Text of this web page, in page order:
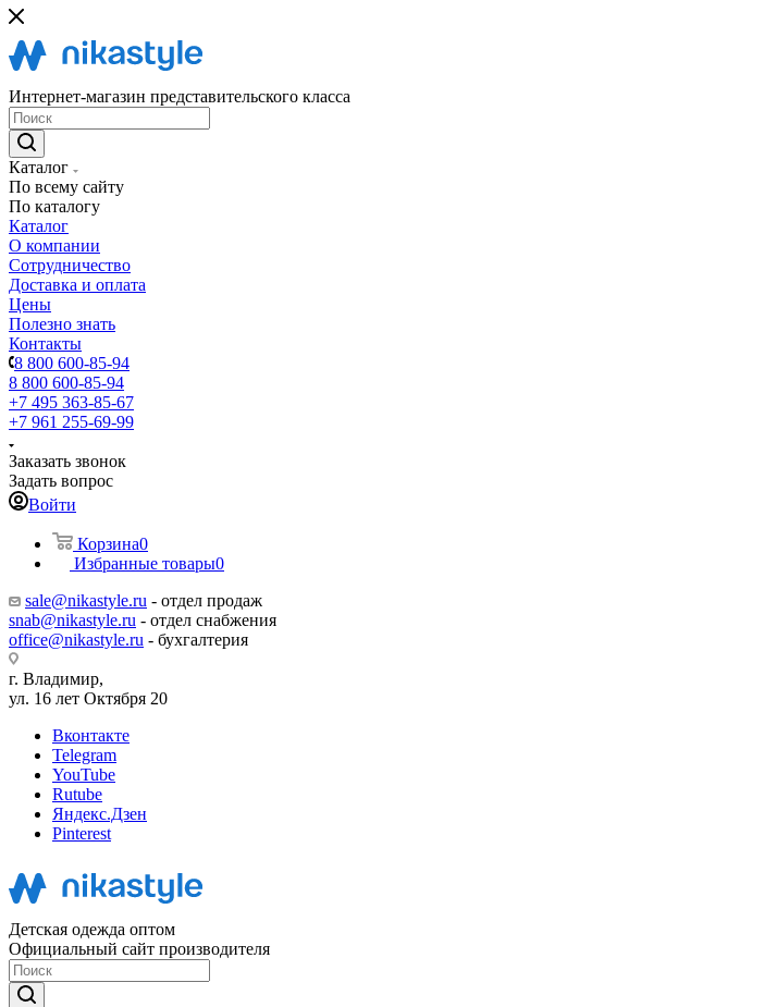
Интернет-магазин представительского класса
Каталог
По всему сайту
По каталогу
Каталог
О компании
Сотрудничество
Доставка и оплата
Цены
Полезно знать
Контакты
8 800 600-85-94
8 800 600-85-94
+7 495 363-85-67
+7 961 255-69-99
Заказать звонок
Задать вопрос
Войти
Корзина0
Избранные товары0
sale@nikastyle.ru - отдел продаж
snab@nikastyle.ru - отдел снабжения
office@nikastyle.ru - бухгалтерия
г. Владимир,
ул. 16 лет Октября 20
Вконтакте
Telegram
YouTube
Rutube
Яндекс.Дзен
Pinterest
Детская одежда оптом
Официальный сайт производителя